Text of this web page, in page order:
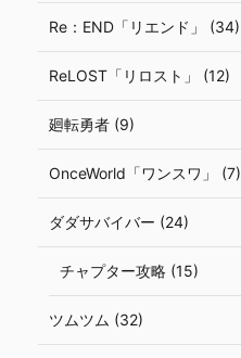
Re：END「リエンド」 (34)
ReLOST「リロスト」 (12)
廻転勇者 (9)
OnceWorld「ワンスワ」 (7)
ダダサバイバー (24)
チャプター攻略 (15)
ツムツム (32)